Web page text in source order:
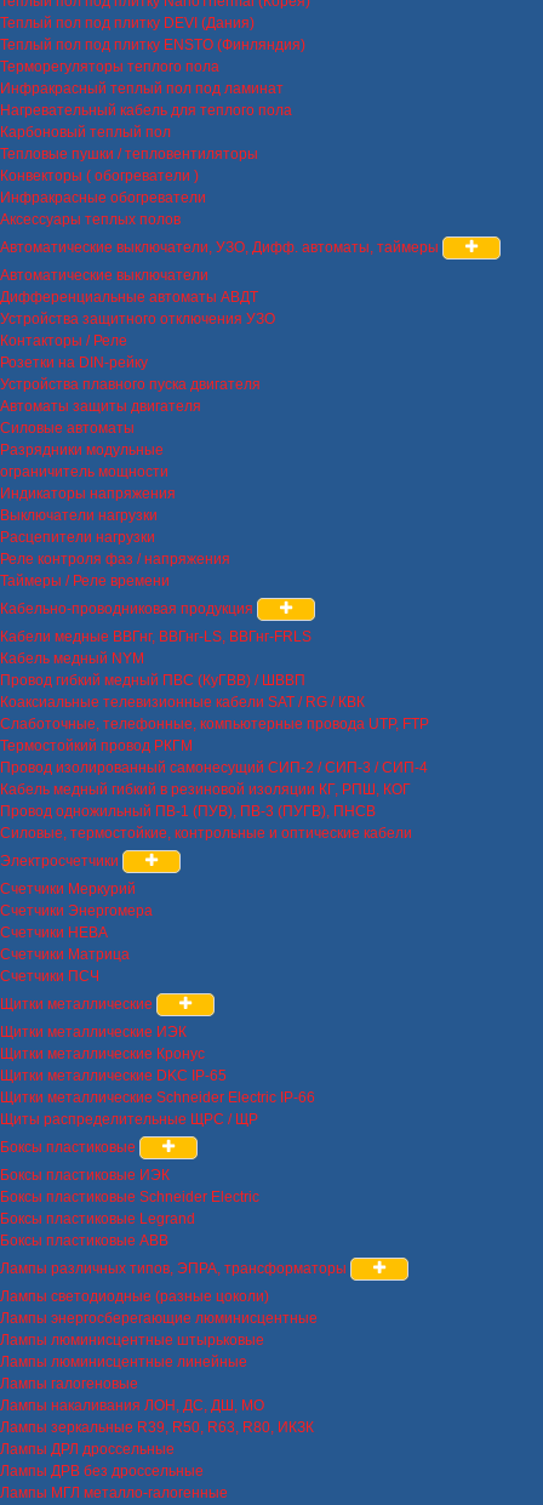
Теплый пол под плитку DEVI (Дания)
Теплый пол под плитку ENSTO (Финляндия)
Терморегуляторы теплого пола
Инфракрасный теплый пол под ламинат
Нагревательный кабель для теплого пола
Карбоновый теплый пол
Тепловые пушки / тепловентиляторы
Конвекторы ( обогреватели )
Инфракрасные обогреватели
Аксессуары теплых полов
Автоматические выключатели, УЗО, Дифф. автоматы, таймеры
Автоматические выключатели
Дифференциальные автоматы АВДТ
Устройства защитного отключения УЗО
Контакторы / Реле
Розетки на DIN-рейку
Устройства плавного пуска двигателя
Автоматы защиты двигателя
Силовые автоматы
Разрядники модульные
ограничитель мощности
Индикаторы напряжения
Выключатели нагрузки
Расцепители нагрузки
Реле контроля фаз / напряжения
Таймеры / Реле времени
Кабельно-проводниковая продукция
Кабели медные ВВГнг, ВВГнг-LS, ВВГнг-FRLS
Кабель медный NYM
Провод гибкий медный ПВС (КуГВВ) / ШВВП
Коаксиальные телевизионные кабели SAT / RG / КВК
Слаботочные, телефонные, компьютерные провода UTP, FTP
Термостойкий провод РКГМ
Провод изолированный самонесущий СИП-2 / СИП-3 / СИП-4
Кабель медный гибкий в резиновой изоляции КГ, РПШ, КОГ
Провод одножильный ПВ-1 (ПУВ), ПВ-3 (ПУГВ), ПНСВ
Силовые, термостойкие, контрольные и оптические кабели
Электросчетчики
Счетчики Меркурий
Счетчики Энергомера
Счетчики НЕВА
Счетчики Матрица
Счетчики ПСЧ
Щитки металлические
Щитки металлические ИЭК
Щитки металлические Кронус
Щитки металлические DKC IP-65
Щитки металлические Schneider Electric IP-66
Щиты распределительные ЩРС / ЩР
Боксы пластиковые
Боксы пластиковые ИЭК
Боксы пластиковые Schneider Electric
Боксы пластиковые Legrand
Боксы пластиковые ABB
Лампы различных типов, ЭПРА, трансформаторы
Лампы светодиодные (разные цоколи)
Лампы энергосберегающие люминисцентные
Лампы люминисцентные штырьковые
Лампы люминисцентные линейные
Лампы галогеновые
Лампы накаливания ЛОН, ДС, ДШ, МО
Лампы зеркальные R39, R50, R63, R80, ИКЗК
Лампы ДРЛ дроссельные
Лампы ДРВ без дроссельные
Лампы МГЛ металло-галогенные